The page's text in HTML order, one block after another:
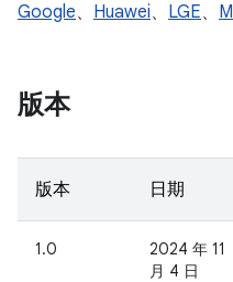
Google、 Huawei、 LGE、
版本
版本 日期
1.0
2024 年 11
月 4 日